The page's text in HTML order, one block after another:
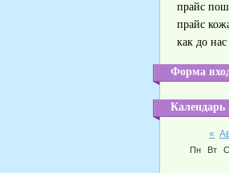
прайс
прайс
как до нас
Форма
Календарь
«
Пн Вт